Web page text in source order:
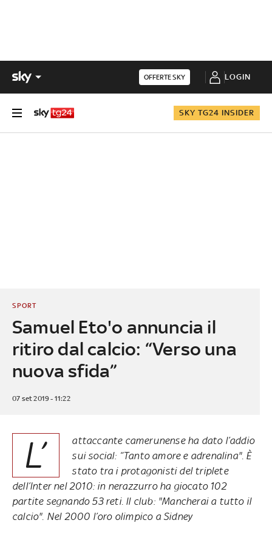
OFFERTE SKY LOGIN
SKY TG24 INSIDER
Samuel Eto'o annuncia il
ritiro dal calcio: “Verso una
nuova sfida”
SPORT
07 set 2019 - 11:22
L’
attaccante camerunense ha dato l’addio
sui social: “Tanto amore e adrenalina". È
stato tra i protagonisti del triplete
dell’Inter nel 2010: in nerazzurro ha giocato 102
partite segnando 53 reti. Il club: "Mancherai a tutto il
calcio". Nel 2000 l’oro olimpico a Sidney